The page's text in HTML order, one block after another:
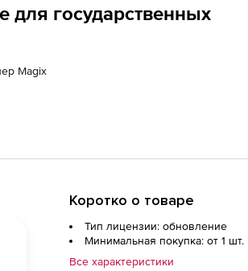
для государственных
Magix
Коротко о товаре
Тип лицензии: обновление
Минимальная покупка: от 1 шт.
Все характеристики